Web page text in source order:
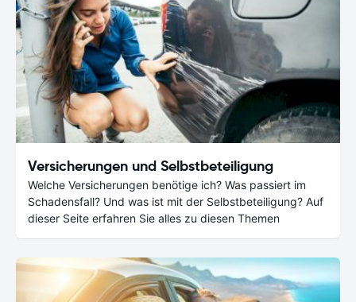
Versicherungen und Selbstbeteiligung
Welche Versicherungen benötige ich? Was passiert im
Schadensfall? Und was ist mit der Selbstbeteiligung? Auf
dieser Seite erfahren Sie alles zu diesen Themen